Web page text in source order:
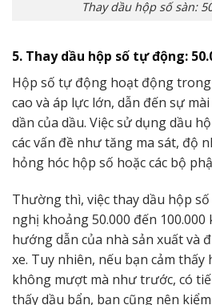
Thay dầu hộp số sàn:
5. Thay dầu hộp số tự động:
Hộp số tự động hoạt động
cao và áp lực lớn, dẫn đến sự
dần của dầu. Việc sử dụng dầu
các vấn đề như tăng ma sát, độ
hỏng hóc hộp số hoặc các bộ
Thường thì, việc thay dầu hộp
nghị khoảng 50.000 đến
hướng dẫn của nhà sản xuất và
xe. Tuy nhiên, nếu bạn cảm
không mượt mà như trước, có
thấy dầu bẩn, bạn cũng nên